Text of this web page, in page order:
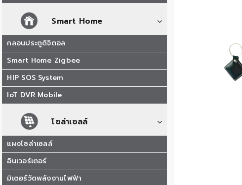
Smart Home
กลอนประตูดิจิตอล
Smart Home Zigbee
HIP SOS System
IoT DVR Mobile
โซล่าเซลล์
แผงโซล่าเซลล์
อินเวอร์เตอร์
มิเตอร์วัดพลังงานไฟฟ้า